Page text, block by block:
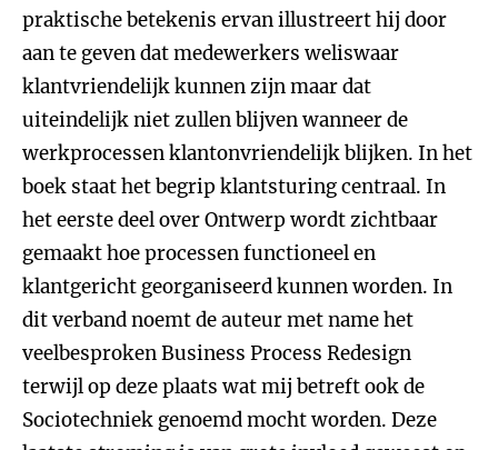
praktische betekenis ervan illustreert hij door
aan te geven dat medewerkers weliswaar
klantvriendelijk kunnen zijn maar dat
uiteindelijk niet zullen blijven wanneer de
werkprocessen klantonvriendelijk blijken. In het
boek staat het begrip klantsturing centraal. In
het eerste deel over Ontwerp wordt zichtbaar
gemaakt hoe processen functioneel en
klantgericht georganiseerd kunnen worden. In
dit verband noemt de auteur met name het
veelbesproken Business Process Redesign
terwijl op deze plaats wat mij betreft ook de
Sociotechniek genoemd mocht worden. Deze